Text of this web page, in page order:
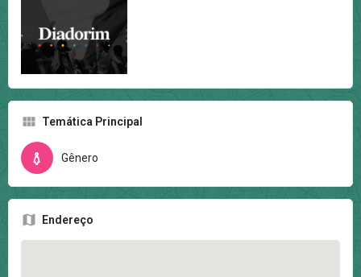
Temática Principal
Gênero
Endereço